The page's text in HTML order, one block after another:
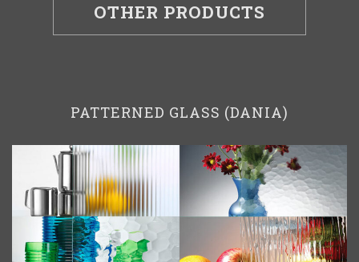
OTHER PRODUCTS
PATTERNED GLASS (DANIA)